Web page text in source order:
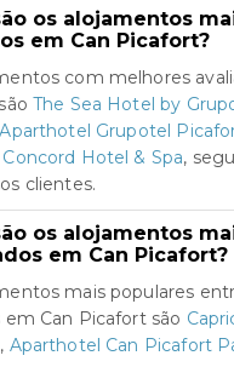
os alojamentos
em Can Picafort?
com melhores
The Sea Hotel by
Aparthotel Grupotel
Concord Hotel & Spa,
clientes.
os alojamentos
em Can Picafort?
mais populares
em Can Picafort são
, Aparthotel Can Picafort